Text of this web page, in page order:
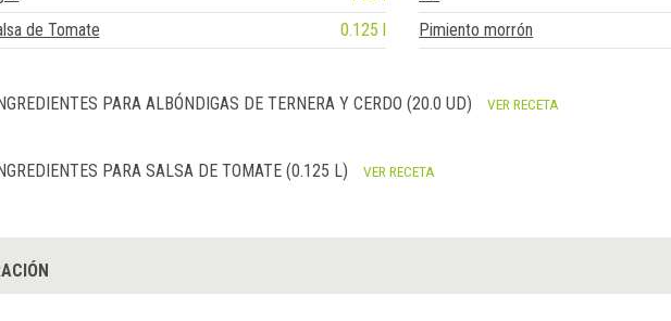
de Tomate
0.125 l Pimiento morrón
PARA ALBÓNDIGAS DE TERNERA Y CERDO (20.0 UD) VER RECETA
PARA SALSA DE TOMATE (0.125 L) VER RECETA